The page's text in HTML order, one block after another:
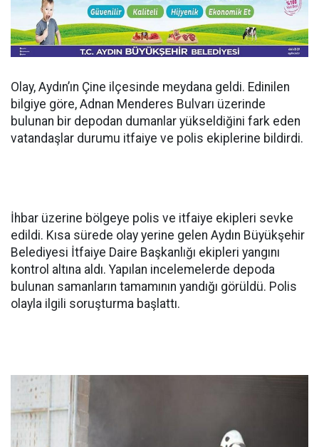
Olay, Aydın’ın Çine ilçesinde meydana geldi. Edinilen
bilgiye göre, Adnan Menderes Bulvarı üzerinde
bulunan bir depodan dumanlar yükseldiğini fark eden
vatandaşlar durumu itfaiye ve polis ekiplerine bildirdi.
İhbar üzerine bölgeye polis ve itfaiye ekipleri sevke
edildi. Kısa sürede olay yerine gelen Aydın Büyükşehir
Belediyesi İtfaiye Daire Başkanlığı ekipleri yangını
kontrol altına aldı. Yapılan incelemelerde depoda
bulunan samanların tamamının yandığı görüldü. Polis
olayla ilgili soruşturma başlattı.